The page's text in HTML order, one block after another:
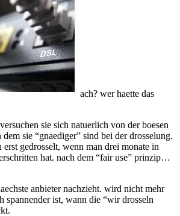
ach? wer haette das
sie sich natuerlich von der boesen
sie “gnaediger” sind bei der drosselung.
gedrosselt, wenn man drei monate in
hat. nach dem “fair use” prinzip…
anbieter nachzieht. wird nicht mehr
spannender ist, wann die “wir drosseln